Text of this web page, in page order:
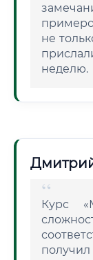
не
неделю.
Курс